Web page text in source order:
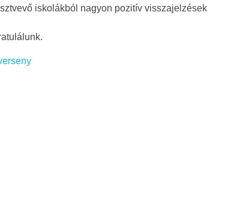
iskolákból nagyon pozitív visszajelzések